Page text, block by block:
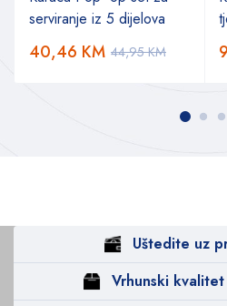
serviranje iz 5 dijelova
44,95KM
40,46 KM
Uštedite uz
Vrhunski